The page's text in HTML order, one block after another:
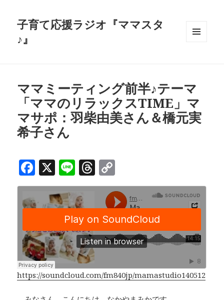
子育て応援ラジオ『ママスタ
♪』
ママミーティング前半♪テーマ
「ママのリラックスTIME」マ
マサポ：羽柴由美さん＆橋元実
希子さん
F
a
c
e
b
o
o
k
X Li
n
e
T
h
e
a
d
s
o
p
y
Li
n
k
https://soundcloud.com/fm840jp/mamastudio140512